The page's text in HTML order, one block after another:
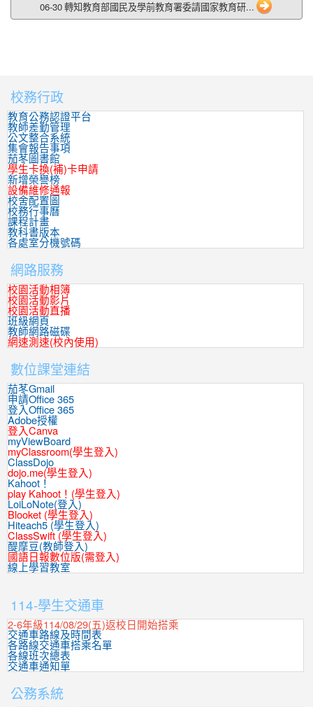
06-30 轉知教育部國民及學前教育署委請國家教育研...
:::
校務行政
教育公務認證平台
教師差勤管理
公文整合系統
集會報告事項
茄苳圖書館
學生卡換(補)卡申請
新增榮譽榜
設備維修通報
校舍配置圖
校務行事曆
課程計畫
教科書版本
各處室分機號碼
網路服務
校園活動相簿
校園活動影片
校園活動直播
班級網頁
教師網路磁碟
網速測速(校內使用)
數位課堂連結
茄苳Gmail
申請Office 365
登入Office 365
Adobe授權
登入Canva
myViewBoard
myClassroom(學生登入)
ClassDojo
dojo.me(學生登入)
Kahoot！
play Kahoot！(學生登入)
LoiLoNote(登入)
Blooket (學生登入)
Hiteach5 (學生登入)
ClassSwift (學生登入)
醍摩豆(教師登入)
國語日報數位版(需登入)
線上學習教室
114-學生交通車
2-6年級114/08/29(五)返校日開始搭乘
交通車路線及時間表
各路線交通車搭乘名單
各線班次總表
交通車通知單
公務系統